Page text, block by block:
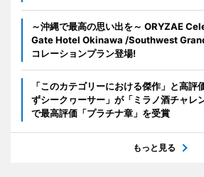
～沖縄で最高の思い出を～ ORYZAE
Gate Hotel Okinawa /Southwest
コレーションプラン登場!
「このカテゴリーにおける傑作」と高評
ずシークヮーサー」が「ミラノ酒チャレ
で最高評価「プラチナ章」を受賞
もっと見る